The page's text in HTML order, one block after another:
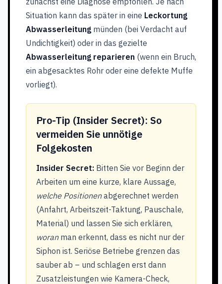
Situation kann das später in eine Leckortung
Abwasserleitung münden (bei Verdacht auf
Undichtigkeit) oder in das gezielte
Abwasserleitung reparieren (wenn ein Bruch,
ein abgesacktes Rohr oder eine defekte Muffe
vorliegt).
Pro-Tip (Insider Secret): So
vermeiden Sie unnötige
Folgekosten
Insider Secret: Bitten Sie vor Beginn der
Arbeiten um eine kurze, klare Aussage,
welche Positionenabgerechnet werden
(Anfahrt, Arbeitszeit-Taktung, Pauschale,
Material) und lassen Sie sich erklären,
woranman erkennt, dass es nicht nur der
Siphon ist. Seriöse Betriebe grenzen das
sauber ab – und schlagen erst dann
Zusatzleistungen wie Kamera-Check,